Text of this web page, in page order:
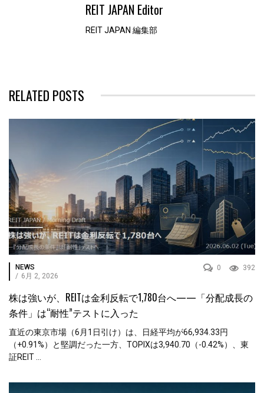
REIT JAPAN Editor
REIT JAPAN 編集部
RELATED POSTS
392
0
NEWS
/ 6月 2, 2026
株は強いが、REITは金利反転で1,780台へ——「分配成長の
条件」は“耐性”テストに入った
直近の東京市場（6月1日引け）は、日経平均が66,934.33円
（+0.91%）と堅調だった一方、TOPIXは3,940.70（-0.42%）、東
証REIT ...